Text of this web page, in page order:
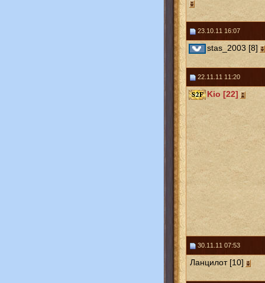
23.10.11 16:07
stas_2003 [8]
22.11.11 11:20
Kio [22]
30.11.11 07:53
Ланцилот [10]